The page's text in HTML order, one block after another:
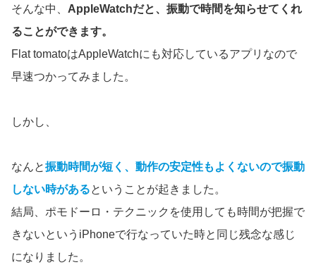
そんな中、 AppleWatchだと、振動で時間を知らせてくれ
ることができます。
Flat tomatoはAppleWatchにも対応しているアプリなので
早速つかってみました。
しかし、
なんと振動時間が短く、動作の安定性もよくないので振動
しない時があるということが起きました。
結局、ポモドーロ・テクニックを使用しても時間が把握で
きないというiPhoneで行なっていた時と同じ残念な感じ
になりました。